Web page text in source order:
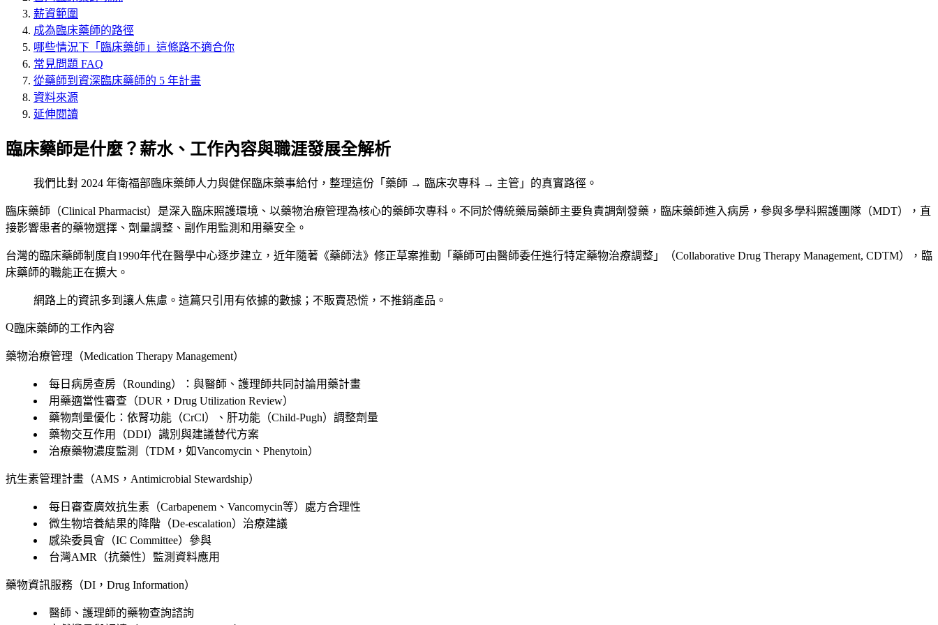
薪資範圍
成為臨床藥師的路徑
哪些情況下「臨床藥師」這條路不適合你
常見問題 FAQ
從藥師到資深臨床藥師的 5 年計畫
資料來源
延伸閱讀
臨床藥師是什麼？薪水、工作內容與職涯發展全解析
我們比對 2024 年衛福部臨床藥師人力與健保臨床藥事給付，整理這份「藥師 → 臨床次專科 → 主管」的真實路徑。
臨床藥師（Clinical Pharmacist）是深入臨床照護環境、以藥物治療管理為核心的藥師次專科。不同於傳統藥局藥師主要負責調劑發藥，臨床藥師進入病房，參與多學科照護團隊（MDT），直
接影響患者的藥物選擇、劑量調整、副作用監測和用藥安全。
台灣的臨床藥師制度自1990年代在醫學中心逐步建立，近年隨著《藥師法》修正草案推動「藥師可由醫師委任進行特定藥物治療調整」（Collaborative Drug Therapy Management, CDTM），臨
床藥師的職能正在擴大。
網路上的資訊多到讓人焦慮。這篇只引用有依據的數據；不販賣恐慌，不推銷產品。
臨床藥師的工作內容
藥物治療管理（Medication Therapy Management）
每日病房查房（Rounding）：與醫師、護理師共同討論用藥計畫
用藥適當性審查（DUR，Drug Utilization Review）
藥物劑量優化：依腎功能（CrCl）、肝功能（Child-Pugh）調整劑量
藥物交互作用（DDI）識別與建議替代方案
治療藥物濃度監測（TDM，如Vancomycin、Phenytoin）
抗生素管理計畫（AMS，Antimicrobial Stewardship）
每日審查廣效抗生素（Carbapenem、Vancomycin等）處方合理性
微生物培養結果的降階（De-escalation）治療建議
感染委員會（IC Committee）參與
台灣AMR（抗藥性）監測資料應用
藥物資訊服務（DI，Drug Information）
醫師、護理師的藥物查詢諮詢